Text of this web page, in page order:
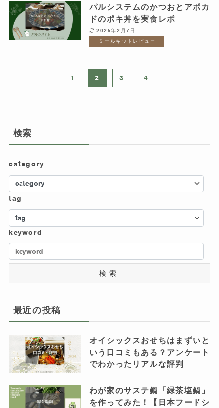
パルシステムのかつおとアボカ
ドのポキ丼を実食レポ
2025年2月7日
ミールキットレビュー
1 2 3 4
検索
category
tag
keyword
検索
最近の投稿
オイシックスおせちはまずいと
いう口コミもある？アンケート
でわかったリアルな評判
わが家のサステ鍋「緑茶塩鍋」
を作ってみた！【日本フードシ